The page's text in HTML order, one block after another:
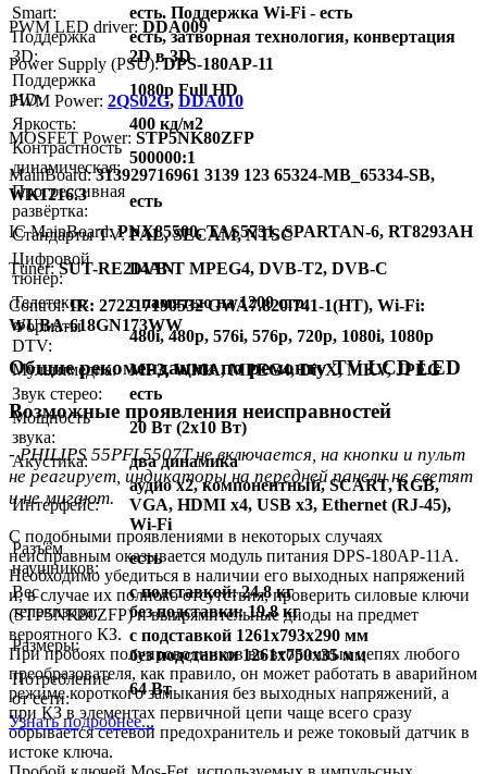
Smart:
есть. Поддержка Wi-Fi - есть
Поддержка
3D:
есть, затворная технология, конвертация
2D в 3D
Поддержка
HD:
1080p Full HD
Яркость:
400 кд/м2
Контрастность
динамическая:
500000:1
Прогрессивная
развёртка:
есть
Стандарты TV: PAL, SECAM, NTSC
Цифровой
тюнер:
DVB-T MPEG4, DVB-T2, DVB-C
Телетекст:
с памятью на 1200 стр.
Форматы
DTV:
480i, 480p, 576i, 576p, 720p, 1080i, 1080p
Мультимедиа:
MP3, WMA, MPEG4, DivX, MKV, JPEG
Звук стерео:
есть
Мощность
звука:
20 Вт (2х10 Вт)
Акустика:
два динамика
Интерфейс:
аудио x2, компонентный, SCART, RGB,
VGA, HDMI x4, USB x3, Ethernet (RJ-45),
Wi-Fi
Разъём
наушников:
есть
Вес
телевизора:
с подставкой: 24.8 кг
без подставки: 19.8 кг
Размеры:
с подставкой 1261x793x290 мм
без подставки 1261x750x35 мм
Потребление
от сети:
64 Вт
Узнать подробнее...
PWM LED driver: DDA009
Power Supply (PSU):DPS-180AP-11
PWM Power: 2QS02G, DDA010
MOSFET Power: STP5NK80ZFP
MainBoard:313929716961 3139 123 65324-MB_65334-SB,
WK1216.3
IC MainBoard:PNX85500, TAS5731, SPARTAN-6, RT8293AH
Тuner:SUT-RE214AN
Control:IR: 272217190532 GWA7.820.741-1(HT), Wi-Fi:
WUBA-618GN173WW
Общие рекомендации по ремонту TV LCD LED
Возможные проявления неисправностей
- PHILIPS 55PFL5507T не включается, на кнопки и пульт
не реагирует, индикаторы на передней панели не светят
и не мигают.
С подобными проявлениями в некоторых случаях
неисправным оказывается модуль питания DPS-180AP-11A.
Необходимо убедиться в наличии его выходных напряжений
и, в случае их полного отсутствия, проверить силовые ключи
(STP5NK80ZFP) и выпрямительные диоды на предмет
вероятного КЗ.
При пробоях полупроводников во вторичных цепях любого
преобразователя, как правило, он может работать в аварийном
режиме короткого замыкания без выходных напряжений, а
при КЗ в элементах первичной цепи чаще всего сразу
обрывается сетевой предохранитель и реже токовый датчик в
истоке ключа.